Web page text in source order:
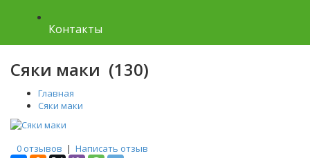
Контакты
Сяки маки (130)
Главная
Сяки маки
0 отзывов | Написать отзыв